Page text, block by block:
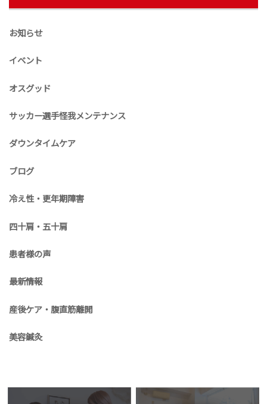
お知らせ
イベント
オスグッド
サッカー選手怪我メンテナンス
ダウンタイムケア
ブログ
冷え性・更年期障害
四十肩・五十肩
患者様の声
最新情報
産後ケア・腹直筋離開
美容鍼灸